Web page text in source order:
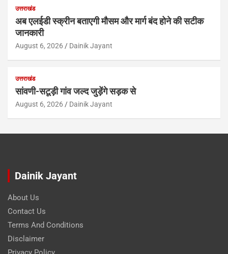
उत्तराखंड
अब एलईडी स्क्रीन बताएगी मौसम और मार्ग बंद होने की सटीक
जानकारी
August 6, 2026 Dainik Jayant
उत्तराखंड
सांवणी-सटूड़ी गांव जल्द जुड़ेंगे सड़क से
August 6, 2026 Dainik Jayant
Dainik Jayant
About Us
Contact Us
Terms And Conditions
Disclaimer